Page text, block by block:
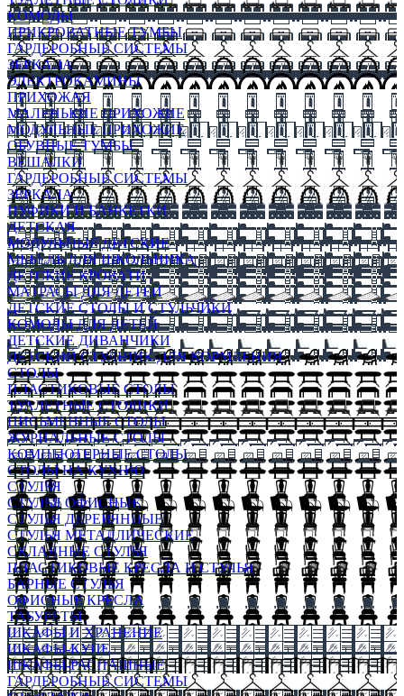
КОМОДЫ
ПРИКРОВАТНЫЕ ТУМБЫ
ГАРДЕРОБНЫЕ СИСТЕМЫ
ЗЕРКАЛА
ЭЛЕКТРОКАМИНЫ
ПРИХОЖАЯ
МАЛЕНЬКИЕ ПРИХОЖИЕ
МОДУЛЬНЫЕ ПРИХОЖИЕ
ОБУВНЫЕ ТУМБЫ
ВЕШАЛКИ
ГАРДЕРОБНЫЕ СИСТЕМЫ
ЗЕРКАЛА
ПУФИКИ И БАНКЕТКИ
ДЕТСКАЯ
МОДУЛЬНЫЕ ДЕТСКИЕ
МЕБЕЛЬ ДЛЯ ШКОЛЬНИКА
ДЕТСКИЕ КРОВАТИ
МАТРАСЫ ДЛЯ ДЕТЕЙ
ДЕТСКИЕ СТОЛЫ И СТУЛЬЧИКИ
КОМОДЫ ДЛЯ ДЕТЕЙ
ДЕТСКИЕ ДИВАНЧИКИ
ДЕТСКИЙ СТУЛЬЧИК ДЛЯ КОРМЛЕНИЯ
СТОЛЫ
ПЛАСТИКОВЫЕ СТОЛЫ
ТУАЛЕТНЫЕ СТОЛИКИ
ПИСЬМЕННЫЕ СТОЛЫ
ЖУРНАЛЬНЫЕ СТОЛЫ
КОМПЬЮТЕРНЫЕ СТОЛЫ
СТОЛЫ НА КУХНЮ
СТУЛЬЯ
СТУЛЬЯ ОФИСНЫЕ
СТУЛЬЯ ДЕРЕВЯННЫЕ
СТУЛЬЯ МЕТАЛЛИЧЕСКИЕ
СКЛАДНЫЕ СТУЛЬЯ
ПЛАСТИКОВЫЕ КРЕСЛА И СТУЛЬЯ
БАРНЫЕ СТУЛЬЯ
ОФИСНЫЕ КРЕСЛА
ТАБУРЕТЫ
ШКАФЫ И ХРАНЕНИЕ
ШКАФЫ-КУПЕ
ШКАФЫ-РАСПАШНЫЕ
ГАРДЕРОБНЫЕ СИСТЕМЫ